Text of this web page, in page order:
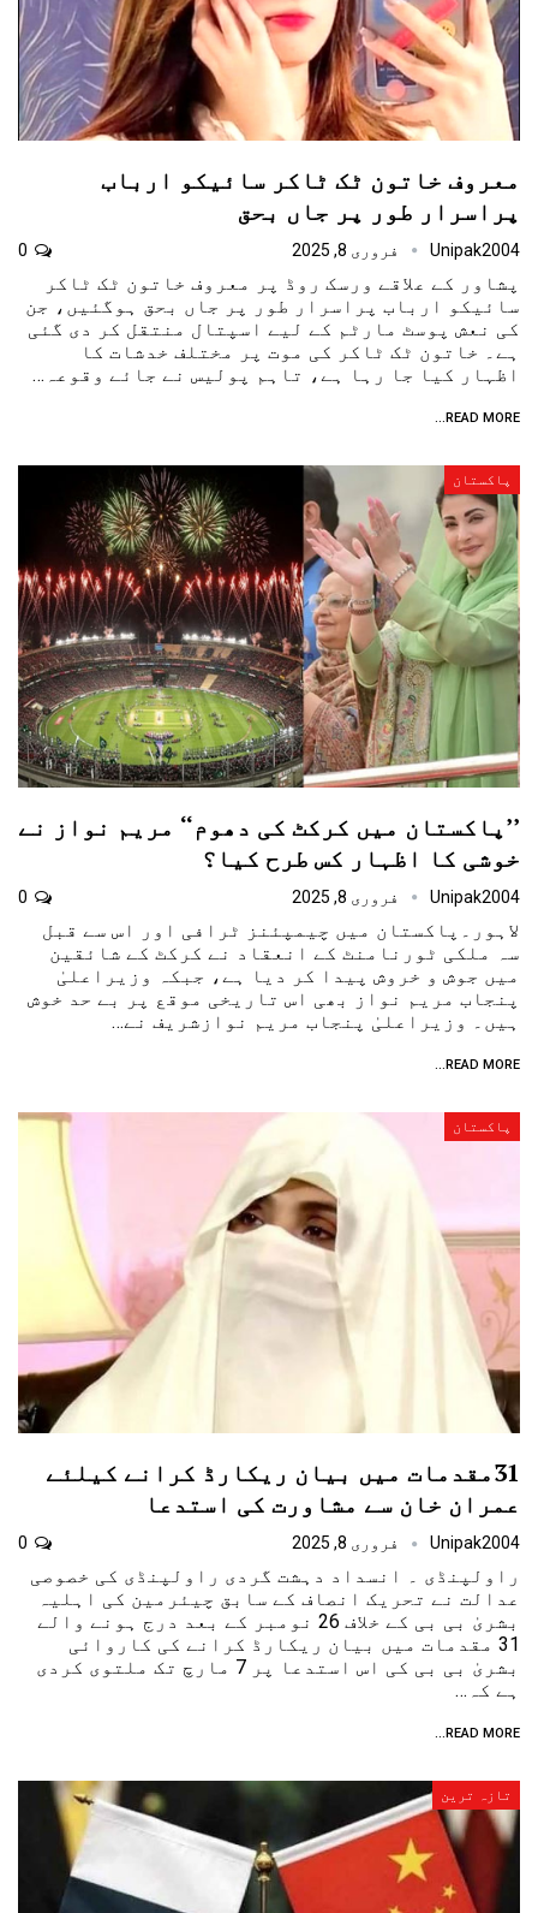
معروف خاتون ٹک ٹاکر سائیکو ارباب
پراسرار طور پر جاں بحق
Unipak2004 فروری 8, 2025
پشاور کے علاقے ورسک روڈ پر معروف خاتون ٹک ٹاکر
سائیکو ارباب پراسرار طور پر جاں بحق ہوگئیں، جن
کی نعش پوسٹ مارٹم کے لیے اسپتال منتقل کر دی گئی
ہے۔ خاتون ٹک ٹاکر کی موت پر مختلف خدشات کا
اظہار کیا جا رہا ہے، تاہم پولیس نے جائے وقوعہ…
READ MORE...
پاکستان
’’پاکستان میں کرکٹ کی دھوم‘‘ مریم نواز نے
خوشی کا اظہار کس طرح کیا؟
Unipak2004 فروری 8, 2025
لاہور۔پاکستان میں چیمپئنز ٹرافی اور اس سے قبل
سہ ملکی ٹورنامنٹ کے انعقاد نے کرکٹ کے شائقین
میں جوش و خروش پیدا کر دیا ہے، جبکہ وزیراعلیٰ
پنجاب مریم نواز بھی اس تاریخی موقع پر بے حد خوش
ہیں۔ وزیراعلیٰ پنجاب مریم نوازشریف نے…
READ MORE...
پاکستان
31مقدمات میں بیان ریکارڈ کرانے کیلئے
عمران خان سے مشاورت کی استدعا
Unipak2004 فروری 8, 2025
راولپنڈی ۔ انسداد دہشت گردی راولپنڈی کی خصوصی
عدالت نے تحریک انصاف کے سابق چیئرمین کی اہلیہ
بشریٰ بی بی کے خلاف 26 نومبر کے بعد درج ہونے والے
31 مقدمات میں بیان ریکارڈ کرانے کی کاروائی
بشریٰ بی بی کی اس استدعا پر 7 مارچ تک ملتوی کردی
ہے کہ…
READ MORE...
تازہ ترین